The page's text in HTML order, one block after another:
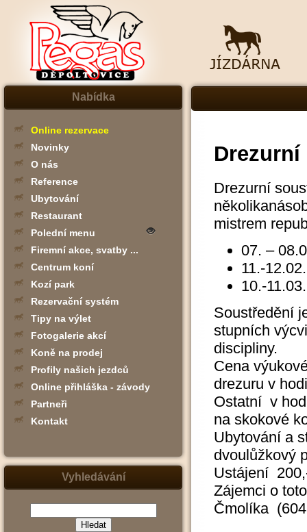
Nabídka
Online rezervace
Novinky
O nás
Reference
Ubytování
Restaurant
Polední menu
Firemní akce, svatby ...
Centrum koní
Kozí park
Rezervační systém
Tipy na výlet
Fotogalerie akcí
Koně na prodej
Profily našich jezdců
Online přihláška - závody
Partneři
Kontakt
Vyhledávání
Drezurní
mistrem
07. –
11.-
10.-
Soustředění
stupních
discipliny.
Cena
drezuru v
Ostatní v
na skokové
Ubytování a
dvoulůžkový
Ustájení
Zájemci o
Čmolíka